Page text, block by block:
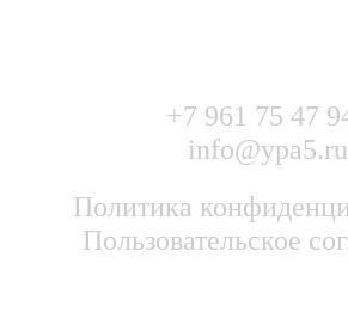
+7 961 75 47
info@ypa5.ru
Политика
Пользовательское